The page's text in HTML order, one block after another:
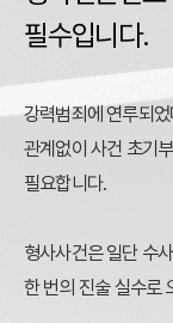
필수입니다.
강력범죄에 연루되
관계없이 사건 초기
필요합니다.
형사사건은 일단 수
한 번의 진술 실수로